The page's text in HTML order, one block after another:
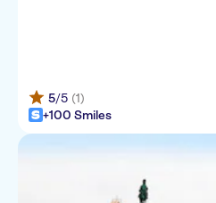
5/5 (1)
+100 Smiles